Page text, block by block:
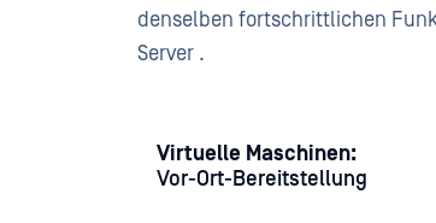
denselben fortschrittlichen
Server .
Virtuelle Maschinen:
Vor-Ort-Bereitstellung